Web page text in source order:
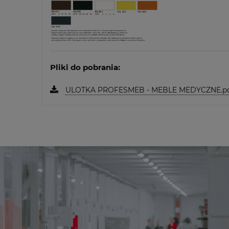
Pliki do pobrania:
ULOTKA PROFESMEB - MEBLE